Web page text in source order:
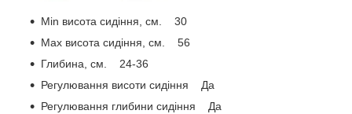
Min висота сидіння, см. 30
Max висота сидіння, см. 56
Глибина, см. 24-36
Регулювання висоти сидіння Да
Регулювання глибини сидіння Да